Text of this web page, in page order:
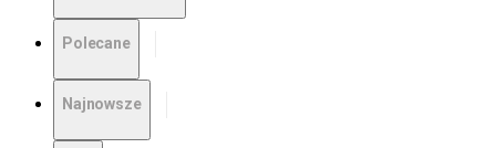
Polecane
Najnowsze